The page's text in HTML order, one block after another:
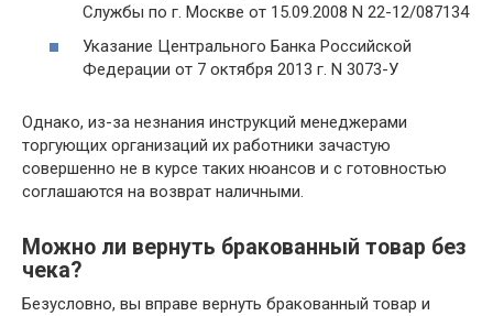
Службы по г. Москве от 15.09.2008 N 22-12/087134
Указание Центрального Банка Российской
Федерации от 7 октября 2013 г. N 3073-У
Однако, из-за незнания инструкций менеджерами
торгующих организаций их работники зачастую
совершенно не в курсе таких нюансов и с готовностью
соглашаются на возврат наличными.
Можно ли вернуть бракованный товар без
чека?
Безусловно, вы вправе вернуть бракованный товар и